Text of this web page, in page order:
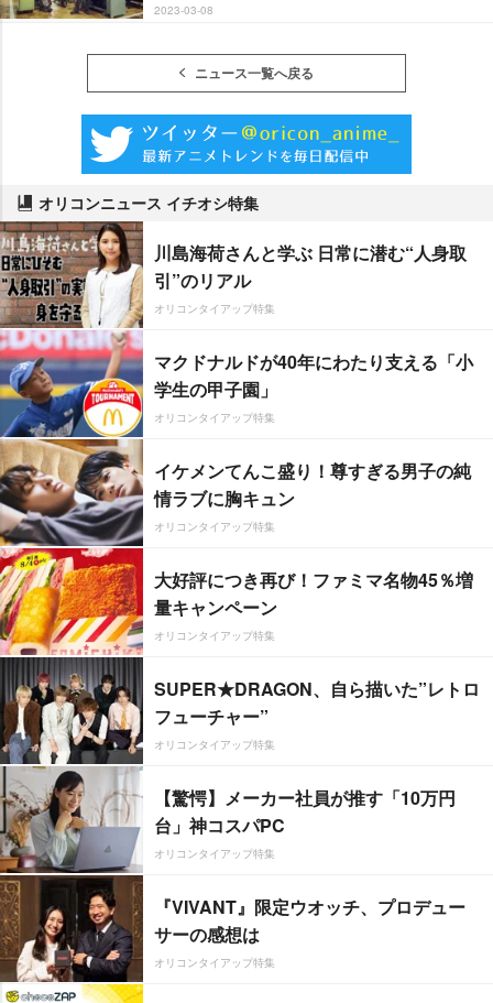
2023-03-08
ニュース一覧へ戻る
オリコンニュース イチオシ特集
川島海荷さんと学ぶ 日常に潜む“人身取
引”のリアル
オリコンタイアップ特集
マクドナルドが40年にわたり支える「小
学生の甲子園」
オリコンタイアップ特集
イケメンてんこ盛り！尊すぎる男子の純
情ラブに胸キュン
オリコンタイアップ特集
大好評につき再び！ファミマ名物45％増
量キャンペーン
オリコンタイアップ特集
SUPER★DRAGON、自ら描いた”レトロ
フューチャー”
オリコンタイアップ特集
【驚愕】メーカー社員が推す「10万円
台」神コスパPC
オリコンタイアップ特集
『VIVANT』限定ウオッチ、プロデュー
サーの感想は
オリコンタイアップ特集